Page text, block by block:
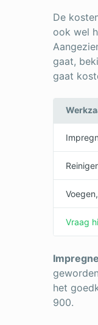
De
ook wel
gaat,
gaat
Vraag
het
900.